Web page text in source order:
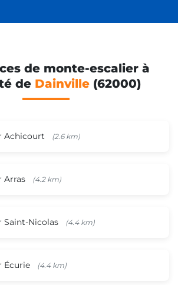
de monte-escalier à
de Dainville (62000)
Achicourt (2.6 km)
Arras (4.2 km)
Saint-Nicolas (4.4 km)
Écurie (4.4 km)